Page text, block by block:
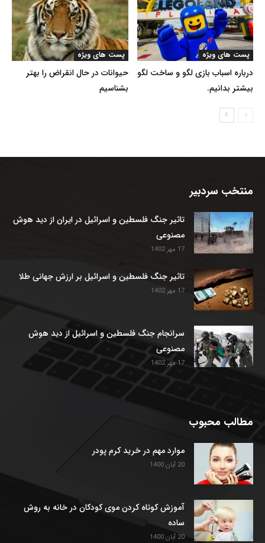
پست های ویژه
حیوانات در حال انقراض را بهتر
بشناسیم
پست های ویژه
درباره اسباب بازی لگو و ساخت لگو
بیشتر بدانیم.
منتخب سردبیر
تاثیر جنگ فلسطین و اسرائیل در ایران از دید هوش
مصنوعی
17 مهر 1402
تاثیر جنگ فلسطین و اسرائیل بر ارزش جهانی طلا
17 مهر 1402
سرانجام جنگ فلسطین و اسرائیل از دید هوش
مصنوعی
17 مهر 1402
مطالب محبوب
موارد مهم در خرید کرم پودر
20 آبان 1400
آموزش کوتاه کردن موی کودکان در خانه به روش
ساده
20 آبان 1400